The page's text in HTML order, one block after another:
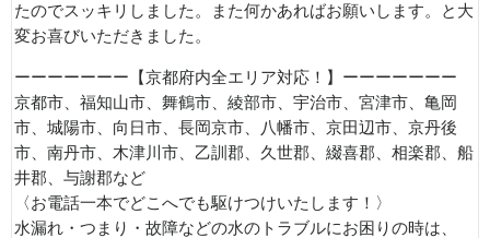
たのでスッキリしました。また何かあればお願いします。と大
変お喜びいただきました。
ーーーーーーー【京都府内全エリア対応！】ーーーーーーー
京都市、福知山市、舞鶴市、綾部市、宇治市、宮津市、亀岡
市、城陽市、向日市、長岡京市、八幡市、京田辺市、京丹後
市、南丹市、木津川市、乙訓郡、久世郡、綴喜郡、相楽郡、船
井郡、与謝郡など
〈お電話一本でどこへでも駆けつけいたします！〉
水漏れ・つまり・故障などの水のトラブルにお困りの時は、